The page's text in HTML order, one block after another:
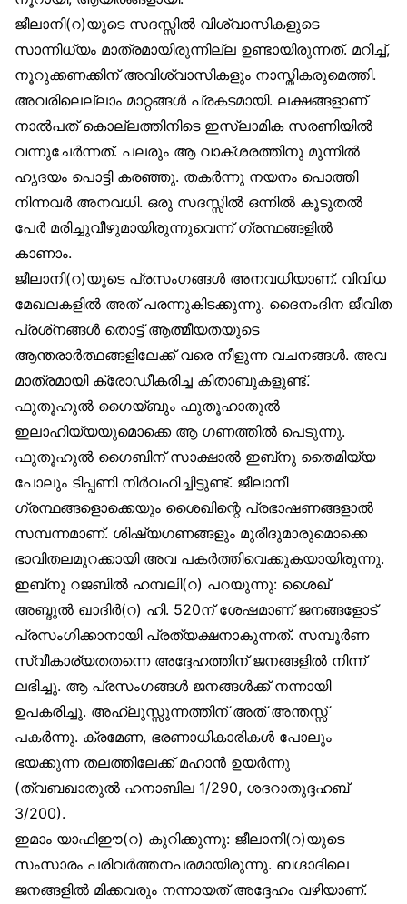
ജീലാനി(റ)യുടെ സദസ്സിൽ വിശ്വാസികളുടെ
സാന്നിധ്യം മാത്രമായിരുന്നില്ല ഉണ്ടായിരുന്നത്. മറിച്ച്,
നൂറുക്കണക്കിന് അവിശ്വാസികളും നാസ്തികരുമെത്തി.
അവരിലെല്ലാം മാറ്റങ്ങൾ പ്രകടമായി. ലക്ഷങ്ങളാണ്
നാൽപത് കൊല്ലത്തിനിടെ ഇസ്‌ലാമിക സരണിയിൽ
വന്നുചേർന്നത്. പലരും ആ വാക്ശരത്തിനു മുന്നിൽ
ഹൃദയം പൊട്ടി കരഞ്ഞു. തകർന്നു നയനം പൊത്തി
നിന്നവർ അനവധി. ഒരു സദസ്സിൽ ഒന്നിൽ കൂടുതൽ
പേർ മരിച്ചുവീഴുമായിരുന്നുവെന്ന് ഗ്രന്ഥങ്ങളിൽ
കാണാം.
ജീലാനി(റ)യുടെ പ്രസംഗങ്ങൾ അനവധിയാണ്. വിവിധ
മേഖലകളിൽ അത് പരന്നുകിടക്കുന്നു. ദൈനംദിന ജീവിത
പ്രശ്‌നങ്ങൾ തൊട്ട് ആത്മീയതയുടെ
ആന്തരാർത്ഥങ്ങളിലേക്ക് വരെ നീളുന്ന വചനങ്ങൾ. അവ
മാത്രമായി ക്രോഡീകരിച്ച കിതാബുകളുണ്ട്.
ഫുതൂഹുൽ ഗൈയ്ബും ഫുതൂഹാതുൽ
ഇലാഹിയ്യയുമൊക്കെ ആ ഗണത്തിൽ പെടുന്നു.
ഫുതൂഹുൽ ഗൈബിന് സാക്ഷാൽ ഇബ്‌നു തൈമിയ്യ
പോലും ടിപ്പണി നിർവഹിച്ചിട്ടുണ്ട്. ജീലാനീ
ഗ്രന്ഥങ്ങളൊക്കെയും ശൈഖിന്റെ പ്രഭാഷണങ്ങളാൽ
സമ്പന്നമാണ്. ശിഷ്യഗണങ്ങളും മുരീദുമാരുമൊക്കെ
ഭാവിതലമുറക്കായി അവ പകർത്തിവെക്കുകയായിരുന്നു.
ഇബ്‌നു റജബിൽ ഹമ്പലി(റ) പറയുന്നു: ശൈഖ്
അബ്ദുൽ ഖാദിർ(റ) ഹി. 520ന് ശേഷമാണ് ജനങ്ങളോട്
പ്രസംഗിക്കാനായി പ്രത്യക്ഷനാകുന്നത്. സമ്പൂർണ
സ്വീകാര്യതതന്നെ അദ്ദേഹത്തിന് ജനങ്ങളിൽ നിന്ന്
ലഭിച്ചു. ആ പ്രസംഗങ്ങൾ ജനങ്ങൾക്ക് നന്നായി
ഉപകരിച്ചു. അഹ്‌ലുസ്സുന്നത്തിന് അത് അന്തസ്സ്
പകർന്നു. ക്രമേണ, ഭരണാധികാരികൾ പോലും
ഭയക്കുന്ന തലത്തിലേക്ക് മഹാൻ ഉയർന്നു
(ത്വബഖാതുൽ ഹനാബില 1/290, ശദറാതുദ്ദഹബ്
3/200).
ഇമാം യാഫിഈ(റ) കുറിക്കുന്നു: ജീലാനി(റ)യുടെ
സംസാരം പരിവർത്തനപരമായിരുന്നു. ബഗ്ദാദിലെ
ജനങ്ങളിൽ മിക്കവരും നന്നായത് അദ്ദേഹം വഴിയാണ്.